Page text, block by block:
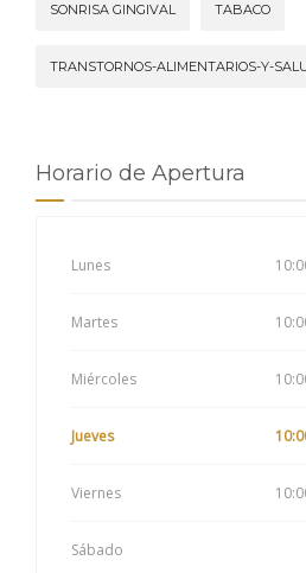
SONRISA GINGIVAL TABACO
TRANSTORNOS-ALIMENTARIOS-Y-
Horario de Apertura
Lunes
Martes
Miércoles
Jueves
Viernes
Sábado